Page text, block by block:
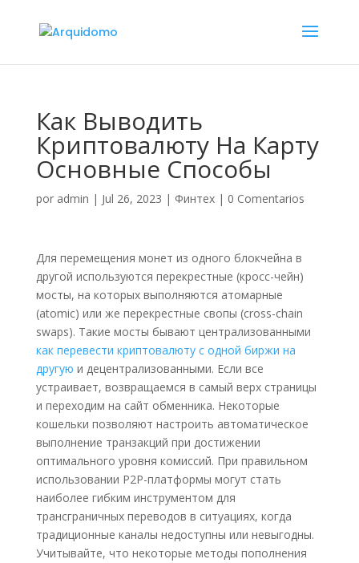
Как Выводить
Криптовалюту На Карту
Основные Способы
por admin | Jul 26, 2023 | Финтех| 0 Comentarios
Для перемещения монет из одного блокчейна в
другой используются перекрестные (кросс-чейн)
мосты, на которых выполняются атомарные
(atomic) или же перекрестные свопы (cross-chain
swaps). Такие мосты бывают централизованными
как перевести криптовалюту с одной биржи на
другую и децентрализованными. Если все
устраивает, возвращаемся в самый верх страницы
и переходим на сайт обменника. Некоторые
кошельки позволяют настроить автоматическое
выполнение транзакций при достижении
оптимального уровня комиссий. При правильном
использовании P2P-платформы могут стать
наиболее гибким инструментом для
трансграничных переводов в ситуациях, когда
традиционные каналы недоступны или невыгодны.
Учитывайте, что некоторые методы пополнения